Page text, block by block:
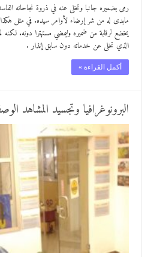
رمى بضميره جانبا وتخلى عنه في ذروة نجاحاته
مابدى له من شر إرضاء لأوامر سيده. في مثل
يخضع لرقابة من ضميره وليمضي مستهترا دونه.
الذي تخلى عن خدماته دون سابق إنذار .
أكمل القراءة »
البرونوغرافيا وتجسيد المشاهد